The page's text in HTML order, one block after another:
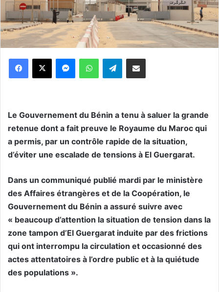
WhatsApp Telegram
Le Gouvernement du Bénin a tenu à saluer la grande
retenue dont a fait preuve le Royaume du Maroc qui
a permis, par un contrôle rapide de la situation,
d’éviter une escalade de tensions à El Guergarat.
Dans un communiqué publié mardi par le ministère
des Affaires étrangères et de la Coopération, le
Gouvernement du Bénin a assuré suivre avec
« beaucoup d’attention la situation de tension dans la
zone tampon d’El Guergarat induite par des frictions
qui ont interrompu la circulation et occasionné des
actes attentatoires à l’ordre public et à la quiétude
des populations ».